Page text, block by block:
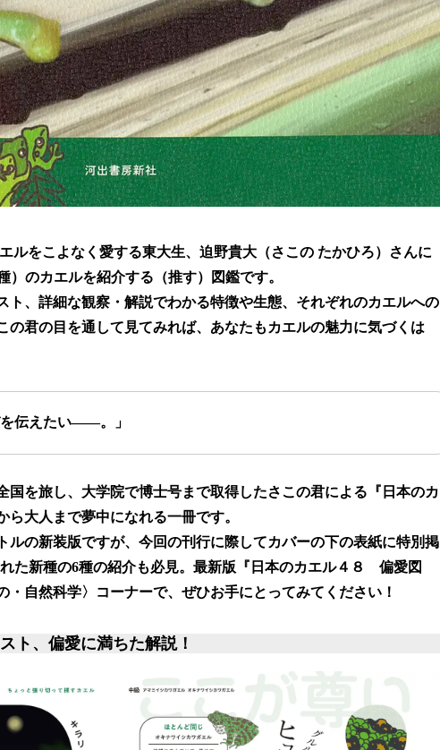
ルをこよなく愛する東大生、迫野貴大（さこの たかひろ）さんに
）のカエルを紹介する（推す）図鑑です。
ト、詳細な観察・解説でわかる特徴や生態、それぞれのカエルへの
の君の目を通して見てみれば、あなたもカエルの魅力に気づくは
を伝えたい――。」
国を旅し、大学院で博士号まで取得したさこの君による『日本のカ
大人まで夢中になれる一冊です。
ルの新装版ですが、今回の刊行に際してカバーの下の表紙に特別掲
た新種の6種の紹介も必見。最新版『日本のカエル４８ 偏愛図
・自然科学〉コーナーで、ぜひお手にとってみてください！
ト、偏愛に満ちた解説！